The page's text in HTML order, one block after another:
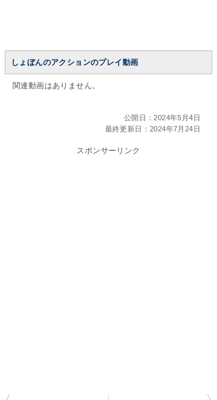
しょぼんのアクションのプレイ動画
関連動画はありません。
公開日： 2024年5月4日
最終更新日： 2024年7月24日
スポンサーリンク